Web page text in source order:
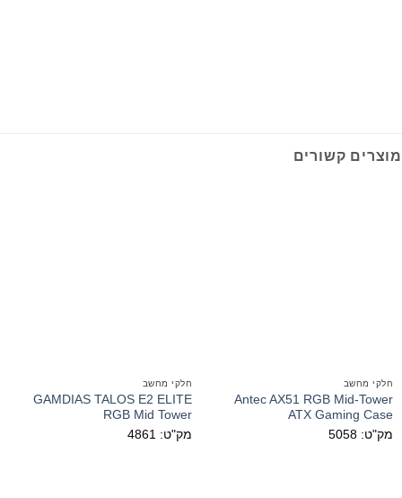
מוצרים קשורים
חלקי מחשב
Antec AX51 RGB Mid-Tower
ATX Gaming Case
מק"ט: 5058
חלקי מחשב
GAMDIAS TALOS E2 ELITE
RGB Mid Tower
מק"ט: 4861